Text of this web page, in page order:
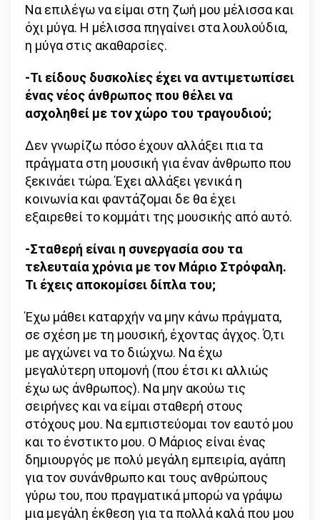
Να επιλέγω να είμαι στη ζωή μου μέλισσα και
όχι μύγα. Η μέλισσα πηγαίνει στα λουλούδια,
η μύγα στις ακαθαρσίες.
-Τι είδους δυσκολίες έχει να αντιμετωπίσει
ένας νέος άνθρωπος που θέλει να
ασχοληθεί με τον χώρο του τραγουδιού;
Δεν γνωρίζω πόσο έχουν αλλάξει πια τα
πράγματα στη μουσική για έναν άνθρωπο που
ξεκινάει τώρα. Έχει αλλάξει γενικά η
κοινωνία και φαντάζομαι δε θα έχει
εξαιρεθεί το κομμάτι της μουσικής από αυτό.
-Σταθερή είναι η συνεργασία σου τα
τελευταία χρόνια με τον Μάριο Στρόφαλη.
Τι έχεις αποκομίσει δίπλα του;
Έχω μάθει καταρχήν να μην κάνω πράγματα,
σε σχέση με τη μουσική, έχοντας άγχος. Ό,τι
με αγχώνει να το διώχνω. Να έχω
μεγαλύτερη υπομονή (που έτσι κι αλλιώς
έχω ως άνθρωπος). Να μην ακούω τις
σειρήνες και να είμαι σταθερή στους
στόχους μου. Να εμπιστεύομαι τον εαυτό μου
και το ένστικτο μου. Ο Μάριος είναι ένας
δημιουργός με πολύ μεγάλη εμπειρία, αγάπη
για τον συνάνθρωπο και τους ανθρώπους
γύρω του, που πραγματικά μπορώ να γράψω
μια μεγάλη έκθεση για τα πολλά καλά που μου